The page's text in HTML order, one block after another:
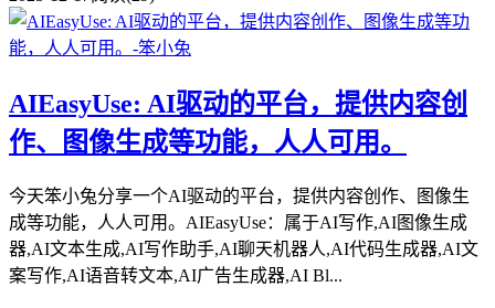
AIEasyUse: AI驱动的平台，提供内容创
作、图像生成等功能，人人可用。
今天笨小兔分享一个AI驱动的平台，提供内容创作、图像生
成等功能，人人可用。AIEasyUse：属于AI写作,AI图像生成
器,AI文本生成,AI写作助手,AI聊天机器人,AI代码生成器,AI文
案写作,AI语音转文本,AI广告生成器,AI Bl...